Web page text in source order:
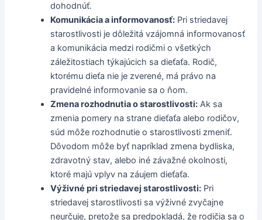
dohodnúť.
Komunikácia a informovanosť: Pri striedavej
starostlivosti je dôležitá vzájomná informovanosť
a komunikácia medzi rodičmi o všetkých
záležitostiach týkajúcich sa dieťaťa. Rodič,
ktorému dieťa nie je zverené, má právo na
pravidelné informovanie sa o ňom.
Zmena rozhodnutia o starostlivosti: Ak sa
zmenia pomery na strane dieťaťa alebo rodičov,
súd môže rozhodnutie o starostlivosti zmeniť.
Dôvodom môže byť napríklad zmena bydliska,
zdravotný stav, alebo iné závažné okolnosti,
ktoré majú vplyv na záujem dieťaťa.
Výživné pri striedavej starostlivosti: Pri
striedavej starostlivosti sa výživné zvyčajne
neurčuje, pretože sa predpokladá, že rodičia sa o